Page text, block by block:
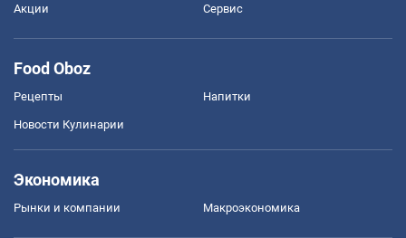
Акции Сервис
Food Oboz
Рецепты Напитки
Новости Кулинарии
Экономика
Рынки и компании Mакроэкономика